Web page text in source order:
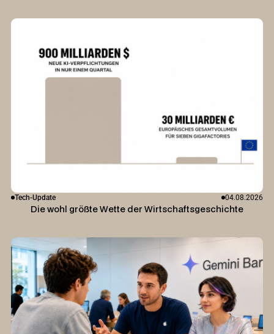
Tech-Update 04.08.2026
Die wohl größte Wette der Wirtschaftsgeschichte